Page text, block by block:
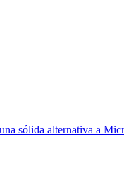
sólida alternativa a